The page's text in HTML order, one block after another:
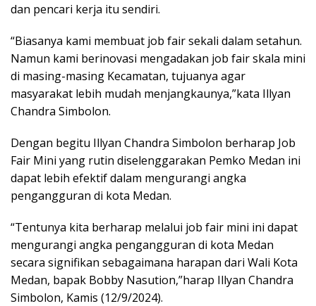
dan pencari kerja itu sendiri.
“Biasanya kami membuat job fair sekali dalam setahun.
Namun kami berinovasi mengadakan job fair skala mini
di masing-masing Kecamatan, tujuanya agar
masyarakat lebih mudah menjangkaunya,”kata Illyan
Chandra Simbolon.
Dengan begitu Illyan Chandra Simbolon berharap Job
Fair Mini yang rutin diselenggarakan Pemko Medan ini
dapat lebih efektif dalam mengurangi angka
pengangguran di kota Medan.
“Tentunya kita berharap melalui job fair mini ini dapat
mengurangi angka pengangguran di kota Medan
secara signifikan sebagaimana harapan dari Wali Kota
Medan, bapak Bobby Nasution,”harap Illyan Chandra
Simbolon, Kamis (12/9/2024).